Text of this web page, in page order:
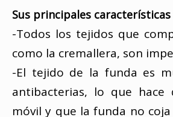
Sus principales características
-Todos los tejidos que
como la cremallera, son
-El tejido de la funda es
antibacterias, lo que
móvil y que la funda no